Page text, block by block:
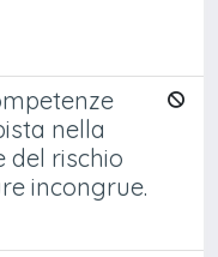
nella
del rischio
incongrue.